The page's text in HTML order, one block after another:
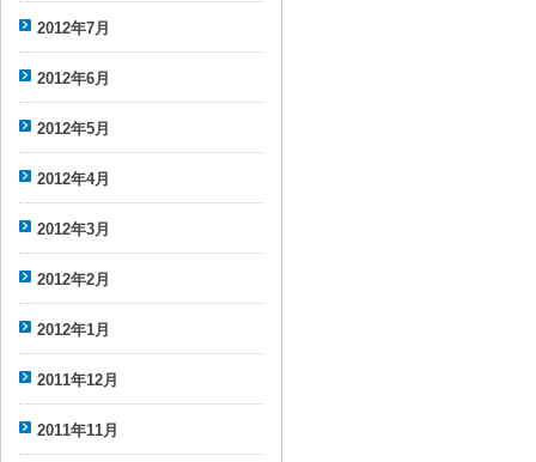
2012年7月
2012年6月
2012年5月
2012年4月
2012年3月
2012年2月
2012年1月
2011年12月
2011年11月